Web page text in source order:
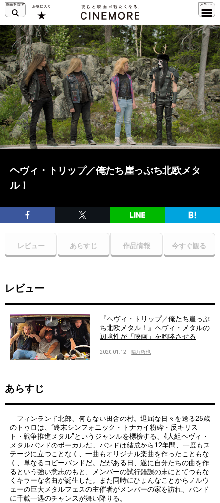
ヘヴィ・トリップ／俺たち崖っぷち北欧メタ
ル！
レビュー あらすじ 作品情報 今すぐ観る
レビュー
『ヘヴィ・トリップ／俺たち崖っぷ
ち北欧メタル！』ヘヴィ・メタルの
辺境性が「映画」を咆哮させる
2020.01.12 稲垣哲也
あらすじ
フィンランド北部、何もない田舎の村。退屈な日々を送る25歳
のトゥロは、“終末シンフォニック・トナカイ粉砕・反キリス
ト・戦争推進メタル”というジャンルを標榜する、4人組ヘヴィ・
メタルバンドのボーカルだ。バンドは結成から12年間、一度もス
テージに立つことなく、一曲もオリジナル楽曲を作ったこともな
く、単なるコピーバンドだ。だがある日、遂に自分たちの曲を作
るという強い意志のもと、メンバーの試行錯誤の末にとてつもな
くキラーな名曲が誕生した。また同時にひょんなことからノルウ
ェーの巨大メタルフェスの主催者がメンバーの家を訪れ、バンド
に千載一遇のチャンスが舞い降りる。